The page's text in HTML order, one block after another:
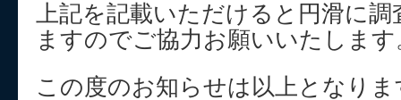
上記を記載いただけると円滑に
ますのでご協力お願いいたします
この度のお知らせは以上となりま